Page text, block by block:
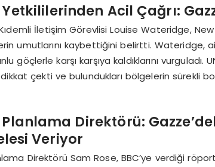
Yetkililerinden Acil Çağrı:
İletişim Görevlisi Louise Wateridge,
umutlarını kaybettiğini belirtti. Wateridge,
göçlerle karşı karşıya kaldıklarını
çekti ve bulundukları bölgelerin sürekli
Planlama Direktörü:
Veriyor
Direktörü Sam Rose, BBC’ye verdiği